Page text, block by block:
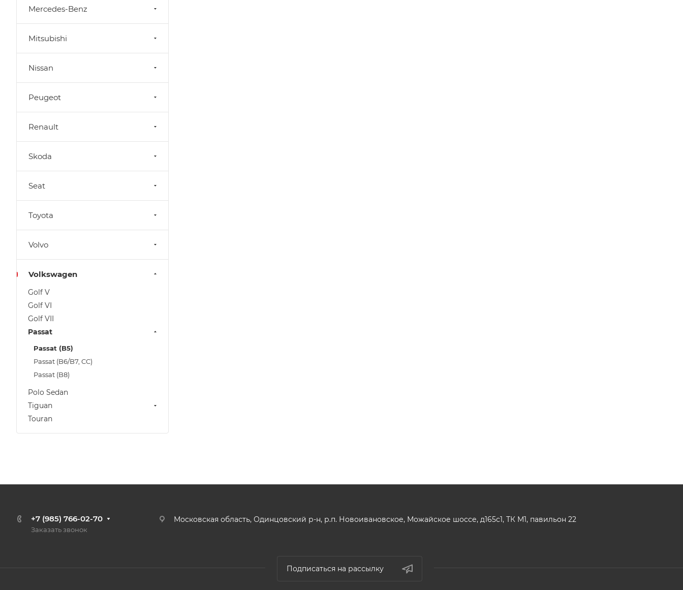
Mercedes-Benz
Mitsubishi
Nissan
Peugeot
Renault
Skoda
Seat
Toyota
Volvo
Volkswagen
Golf V
Golf VI
Golf VII
Passat
Passat (B5)
Passat (B6/B7, CC)
Passat (B8)
Polo Sedan
Tiguan
Touran
+7 (985) 766-02-70
Заказать звонок
Московская область, Одинцовский р-н, р.п. Новоивановское, Можайское шоссе, д165с1, ТК М1, павильон 22
Подписаться на рассылку